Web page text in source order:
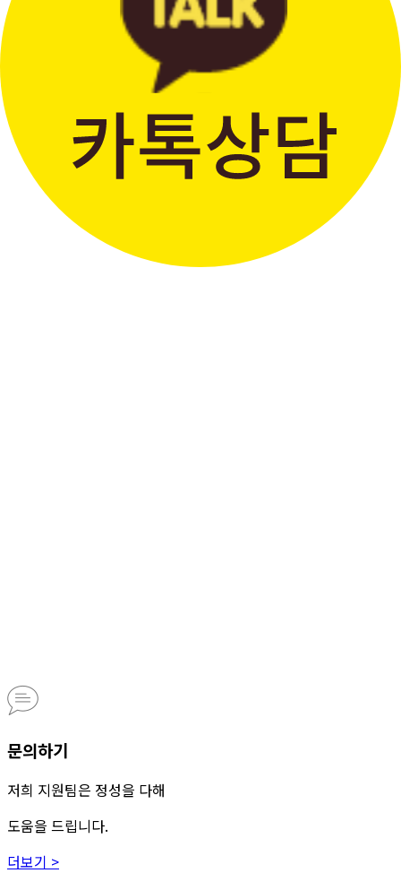
문의하기
저희 지원팀은 정성을 다해
도움을 드립니다.
더보기 >